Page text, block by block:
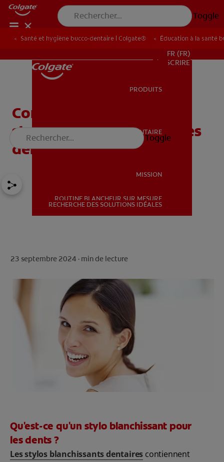
Toggle
SANTÉ BUCCO-DENTAIRE
POUR LES PROFESSIONNELS
POUR LES PROFESSIONNELS
FR (FR)
S’INSCRIRE
PRODUITS
SANTÉ BUCCO-DENTAIRE
MISSION
ROUTINE BLANCHEUR SUR MESURE
RECHERCHE DES SOLUTIONS IDÉALES
Toggle
Santé et hygiène bucco-dentaire | Colgate® Éducation à la santé
Comment bien utiliser un
stylo blanchissant pour les
dents
23 septembre 2024 · min de lecture
Qu'est-ce qu'un stylo blanchissant pour
les dents ?
Les stylos blanchissants dentaires contiennent